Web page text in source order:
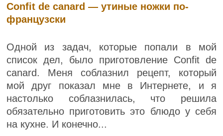
Confit de canard — утиные ножки по-
французски
Одной из задач, которые попали в мой
список дел, было приготовление Confit de
canard. Меня соблазнил рецепт, который
мой друг показал мне в Интернете, и я
настолько соблазнилась, что решила
обязательно приготовить это блюдо у себя
на кухне. И конечно...